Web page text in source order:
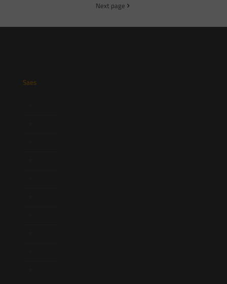
Next page
Saes